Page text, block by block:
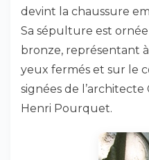
devint la chaussure
Sa sépulture est
bronze, représentant
yeux fermés et sur le
signées de
Henri Pourquet.